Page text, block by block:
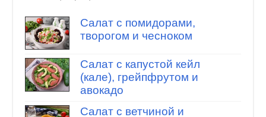
Салат с помидорами,
творогом и чесноком
Салат с капустой кейл
(кале), грейпфрутом и
авокадо
Салат с ветчиной и